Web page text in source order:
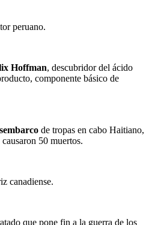
peruano.
Hoffman, descubridor del ácido
componente básico de
de tropas en cabo Haitiano,
50 muertos.
canadiense.
que pone fin a la guerra de los